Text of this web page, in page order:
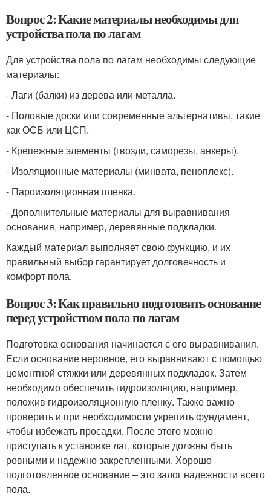
Вопрос 2: Какие материалы необходимы для
устройства пола по лагам
Для устройства пола по лагам необходимы следующие
материалы:
- Лаги (балки) из дерева или металла.
- Половые доски или современные альтернативы, такие
как ОСБ или ЦСП.
- Крепежные элементы (гвозди, саморезы, анкеры).
- Изоляционные материалы (минвата, пеноплекс).
- Пароизоляционная пленка.
- Дополнительные материалы для выравнивания
основания, например, деревянные подкладки.
Каждый материал выполняет свою функцию, и их
правильный выбор гарантирует долговечность и
комфорт пола.
Вопрос 3: Как правильно подготовить основание
перед устройством пола по лагам
Подготовка основания начинается с его выравнивания.
Если основание неровное, его выравнивают с помощью
цементной стяжки или деревянных подкладок. Затем
необходимо обеспечить гидроизоляцию, например,
положив гидроизоляционную пленку. Также важно
проверить и при необходимости укрепить фундамент,
чтобы избежать просадки. После этого можно
приступать к установке лаг, которые должны быть
ровными и надежно закрепленными. Хорошо
подготовленное основание – это залог надежности всего
пола.